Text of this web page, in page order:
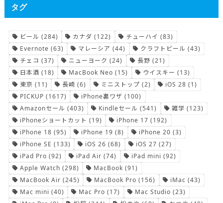
タグ
ビール (284) カナダ (122) チューハイ (83)
Evernote (63) マレーシア (44) クラフトビール (43)
チェコ (37) ニューヨーク (24) 長野 (21)
日本酒 (18) MacBook Neo (15) ウイスキー (13)
東京 (11) 長崎 (6) ミニストップ (2) iOS 28 (1)
PICKUP (1617) iPhone裏ワザ (100)
Amazonセール (403) Kindleセール (541) 雑学 (123)
iPhoneショートカット (19) iPhone 17 (192)
iPhone 18 (95) iPhone 19 (8) iPhone 20 (3)
iPhone SE (133) iOS 26 (68) iOS 27 (27)
iPad Pro (92) iPad Air (74) iPad mini (92)
Apple Watch (298) MacBook (91)
MacBook Air (245) MacBook Pro (156) iMac (43)
Mac mini (40) Mac Pro (17) Mac Studio (23)